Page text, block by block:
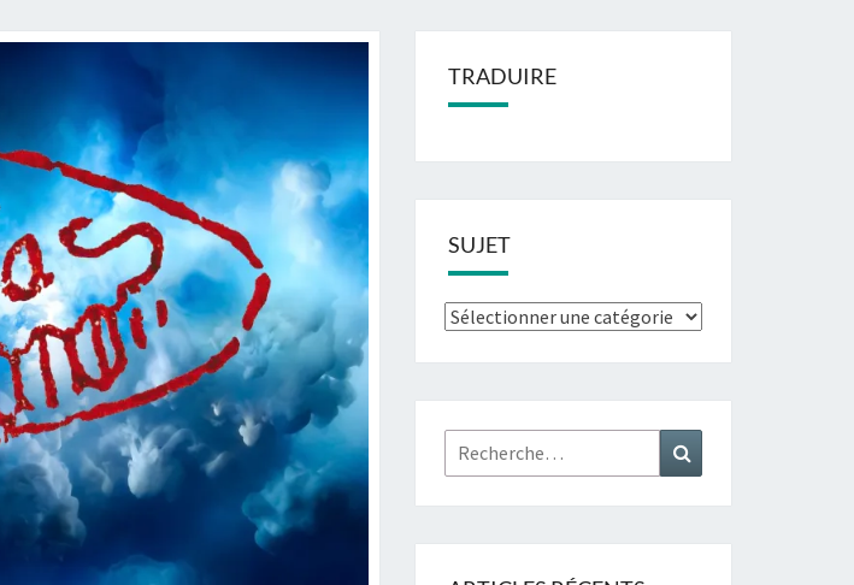
TRADUIRE
SUJET
Sujet
Rechercher :